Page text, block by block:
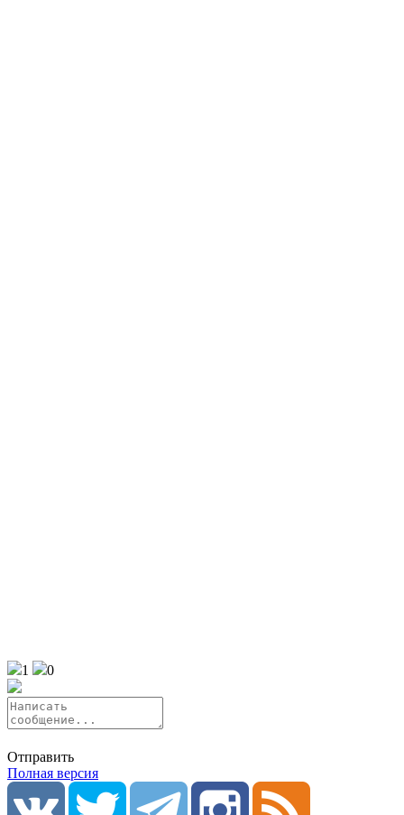
1 0
Отправить
Полная версия